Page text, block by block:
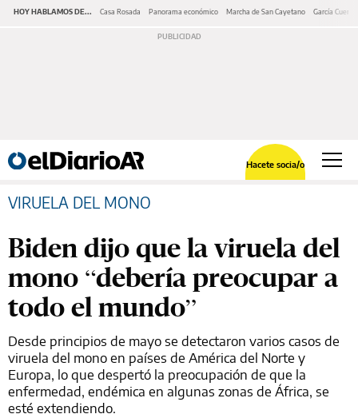
HOY HABLAMOS DE... Casa Rosada Panorama económico Marcha de San Cayetano García Cuerva
Hacete socia/o
VIRUELA DEL MONO
Biden dijo que la viruela del
mono “debería preocupar a
todo el mundo”
Desde principios de mayo se detectaron varios casos de
viruela del mono en países de América del Norte y
Europa, lo que despertó la preocupación de que la
enfermedad, endémica en algunas zonas de África, se
esté extendiendo.